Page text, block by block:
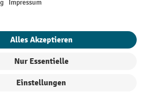
der Vorrat reicht. Der Rabatt gilt nicht auf
Newsletter gewährt. Der Gutschein ist 10
einem Netto-Bestellwert von 250,- € online
des Rabatts variiert je nach
Werkstatt, Betrieb, Transport, Stapeln und